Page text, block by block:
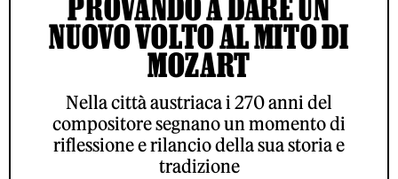
PROVANDO A DARE UN
NUOVO VOLTO AL MITO DI
MOZART
Nella città austriaca i 270 anni del
compositore segnano un momento di
riflessione e rilancio della sua storia e
tradizione